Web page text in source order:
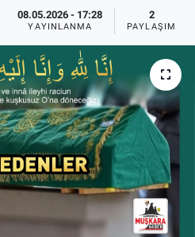
08.05.2026 - 17:28
YAYINLANMA
2
PAYLAŞIM